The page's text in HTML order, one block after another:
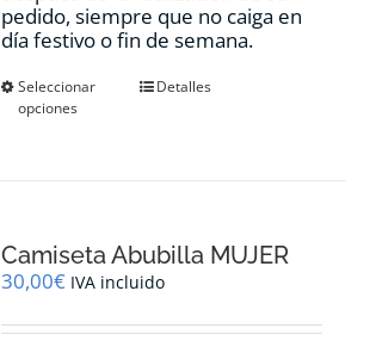
pedido, siempre que no caiga en
día festivo o fin de semana.
Seleccionar
opciones
Este
se
pueden
en
Detalles
Camiseta Abubilla MUJER
30,00€ IVA incluido